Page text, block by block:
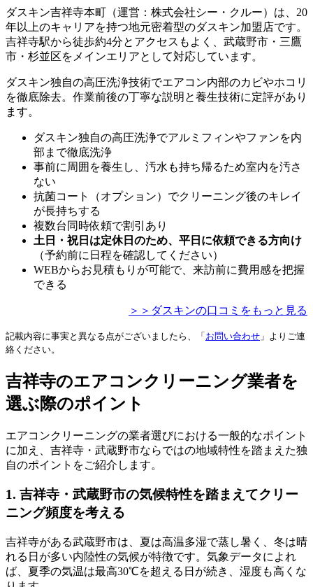
ダスキン吉祥寺本町（運営：株式会社シー・クルー）は、20
年以上のキャリアを持つ地元密着型のダスキン加盟店です。
吉祥寺駅から徒歩約4分とアクセスもよく、武蔵野市・三鷹
市・杉並区をメインエリアとして対応しています。
ダスキン独自の高圧洗浄技術でエアコン内部のカビやホコリ
を徹底除去。作業前後の丁寧な説明と養生技術に定評があり
ます。
ダスキン独自の高圧洗浄でアルミフィンやファンを内
部まで徹底洗浄
事前に周囲を養生し、汚水も持ち帰るため室内を汚さ
ない
抗菌コート（オプション）でクリーニング後のキレイ
が長持ちする
複数台同時依頼で割引あり
土日・祝日は定休日のため、平日に依頼できる方向け
（予約前に日程を確認してください）
WEBからお見積もりが可能で、来訪前に費用感を把握
できる
＞＞ダスキンの口コミをもっと見る
記載内容に事実と異なる点がございましたら、「 お問い合わせ 」よりご連
絡ください。
吉祥寺のエアコンクリーニング業者を
選ぶ際のポイント
エアコンクリーニングの業者選びにおける一般的なポイント
に加え、吉祥寺・武蔵野市ならではの地域特性を踏まえた独
自のポイントをご紹介します。
1. 吉祥寺・武蔵野市の気候特性を踏まえてクリー
ニング頻度を考える
吉祥寺がある武蔵野市は、夏は高温多湿で蒸し暑く、冬は晴
れる日が多い内陸性の気候が特徴です。気象データによれ
ば、夏季の気温は最高30℃を超える日が続き、湿度も高くな